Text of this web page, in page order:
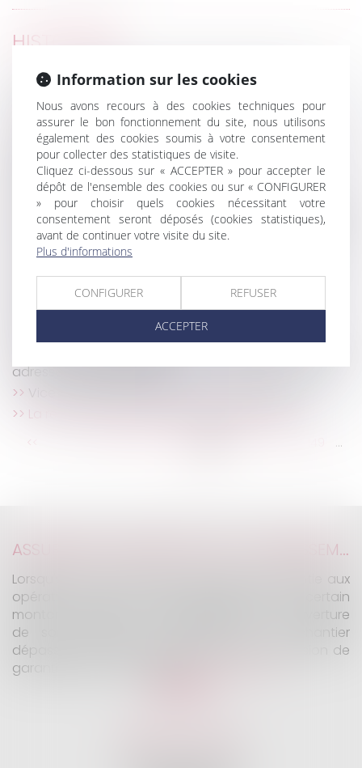
HISTORIQUE
Accord de distribution, reprise de fonds de
commerce et responsabilité délictuelle
Droit des successions
La réception tacite des travaux n’est pas non
équivoque en présence d’une contestation
constante de ceux-ci
Régime social de l'indemnité transactionnelle
réparant un préjudice : nouvel exemple jurisprudentiel
Erreur de surface dans le bail, diminution du loyer
et délais de forclusion
Lanceurs d'alerte : les entreprises d'au moins 50
salariés doivent actualiser leur procédure interne
Autonomie du régime matrimonial et de la
prestation compensatoire
adressé aux juges du fond
Vice du consentement pour insanité d’esprit
La rénovation énergétique des bâtiments
...
ASSURANCE CONSTRUCTION : LE DÉPASSEMENT DU MONTANT MAXIMAL GARANTI PEUT EXCLURE TOUTE COUVERTURE
Lorsqu'un contrat d'assurance limite sa garantie aux
opérations dont le coût n'excède pas un certain
montant, l'assuré ne peut prétendre à la couverture
de son assureur s'il intervient sur un chantier
dépassant ce seuil sans avoir obtenu l'extension de
garantie prévue au contrat...
Information sur les cookies
Nous avons recours à des cookies techniques pour
assurer le bon fonctionnement du site, nous utilisons
également des cookies soumis à votre consentement
pour collecter des statistiques de visite.
Cliquez ci-dessous sur « ACCEPTER » pour accepter le
dépôt de l'ensemble des cookies ou sur « CONFIGURER
» pour choisir quels cookies nécessitant votre
consentement seront déposés (cookies statistiques),
avant de continuer votre visite du site.
Plus d'informations
CONFIGURER REFUSER
ACCEPTER